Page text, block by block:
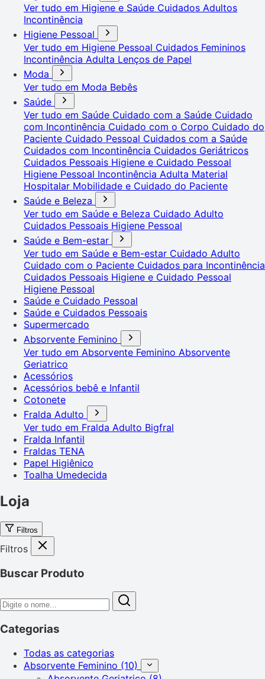
Ver tudo em Higiene e Saúde Cuidados Adultos
Incontinência
Higiene Pessoal
Ver tudo em Higiene Pessoal Cuidados Femininos
Incontinência Adulta Lenços de Papel
Moda
Ver tudo em Moda Bebês
Saúde
Ver tudo em Saúde Cuidado com a Saúde Cuidado
com Incontinência Cuidado com o Corpo Cuidado do
Paciente Cuidado Pessoal Cuidados com a Saúde
Cuidados com Incontinência Cuidados Geriátricos
Cuidados Pessoais Higiene e Cuidado Pessoal
Higiene Pessoal Incontinência Adulta Material
Hospitalar Mobilidade e Cuidado do Paciente
Saúde e Beleza
Ver tudo em Saúde e Beleza Cuidado Adulto
Cuidados Pessoais Higiene Pessoal
Saúde e Bem-estar
Ver tudo em Saúde e Bem-estar Cuidado Adulto
Cuidado com o Paciente Cuidados para Incontinência
Cuidados Pessoais Higiene e Cuidado Pessoal
Higiene Pessoal
Saúde e Cuidado Pessoal
Saúde e Cuidados Pessoais
Supermercado
Absorvente Feminino
Ver tudo em Absorvente Feminino Absorvente
Geriatrico
Acessórios
Acessórios bebê e Infantil
Cotonete
Fralda Adulto
Ver tudo em Fralda Adulto Bigfral
Fralda Infantil
Fraldas TENA
Papel Higiênico
Toalha Umedecida
Loja
Filtros
Filtros
Buscar Produto
Categorias
Todas as categorias
Absorvente Feminino (10)